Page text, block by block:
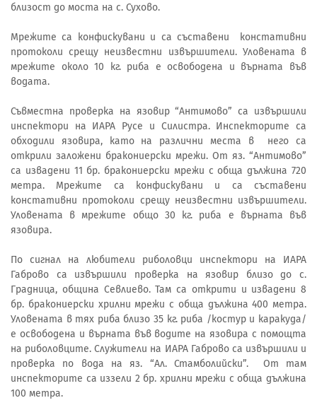
близост до моста на с. Сухово.
Мрежите са конфискувани и са съставени констативни
протоколи срещу неизвестни извършители. Уловената в
мрежите около 10 кг. риба е освободена и върната във
водата.
Съвместна проверка на язовир “Антимово” са извършили
инспектори на ИАРА Русе и Силистра. Инспекторите са
обходили язовира, като на различни места в него са
открили заложени бракониерски мрежи. От яз. “Антимово”
са извадени 11 бр. бракониерски мрежи с обща дължина 720
метра. Мрежите са конфискувани и са съставени
констативни протоколи срещу неизвестни извършители.
Уловената в мрежите общо 30 кг. риба е върната във
язовира.
По сигнал на любители риболовци инспектори на ИАРА
Габрово са извършили проверка на язовир близо до с.
Градница, община Севлиево. Там са открити и извадени 8
бр. бракониерски хрилни мрежи с обща дължина 400 метра.
Уловената в тях риба близо 35 кг. риба /костур и каракуда/
е освободена и върната във водите на язовира с помощта
на риболовците. Служители на ИАРА Габрово са извършили и
проверка по вода на яз. “Ал. Стамболийски”. От там
инспекторите са иззели 2 бр. хрилни мрежи с обща дължина
100 метра.